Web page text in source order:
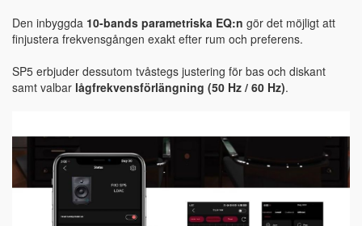
Den inbyggda 10-bands parametriska EQ:n gör det möjligt att
finjustera frekvensgången exakt efter rum och preferens.
SP5 erbjuder dessutom tvåstegs justering för bas och diskant
samt valbar lågfrekvensförlängning (50 Hz / 60 Hz).